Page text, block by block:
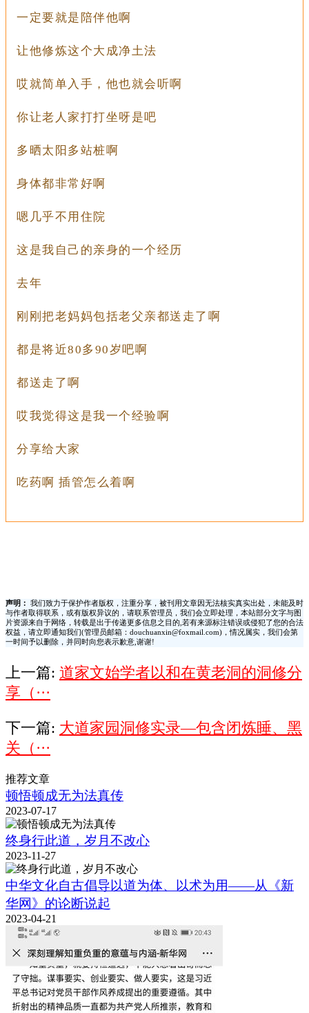
一定要就是陪伴他啊
让他修炼这个大成净土法
哎就简单入手，他也就会听啊
你让老人家打打坐呀是吧
多晒太阳多站桩啊
身体都非常好啊
嗯几乎不用住院
这是我自己的亲身的一个经历
去年
刚刚把老妈妈包括老父亲都送走了啊
都是将近80多90岁吧啊
都送走了啊
哎我觉得这是我一个经验啊
分享给大家
吃药啊 插管怎么着啊
声明：
我们致力于保护作者版权，注重分享，被刊用文章因无法核实真实出处，未能及时
与作者取得联系，或有版权异议的，请联系管理员，我们会立即处理，本站部分文字与图
片资源来自于网络，转载是出于传递更多信息之目的,若有来源标注错误或侵犯了您的合法
权益，请立即通知我们(管理员邮箱：douchuanxin@foxmail.com)，情况属实，我们会第
一时间予以删除，并同时向您表示歉意,谢谢!
上一篇: 道家文始学者以和在黄老洞的洞修分
享（···
下一篇: 大道家园洞修实录—包含闭炼睡、黑
关（···
推荐文章
顿悟顿成无为法真传
2023-07-17
终身行此道，岁月不改心
2023-11-27
中华文化自古倡导以道为体、以术为用——从《新
华网》的论断说起
2023-04-21